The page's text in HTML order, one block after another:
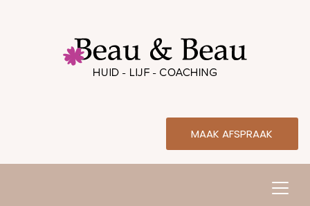
MAAK AFSPRAAK